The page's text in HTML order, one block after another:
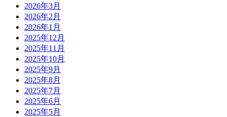
2026年3月
2026年2月
2026年1月
2025年12月
2025年11月
2025年10月
2025年9月
2025年8月
2025年7月
2025年6月
2025年5月